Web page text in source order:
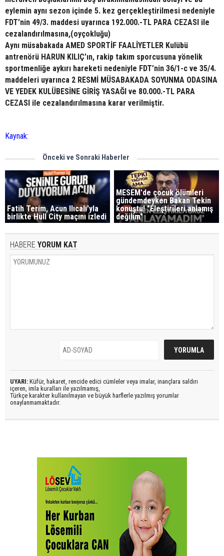
eylemin aynı sezon içinde 5. kez gerçekleştirilmesi nedeniyle
FDT’nin 49/3. maddesi uyarınca 192.000.-TL PARA CEZASI ile
cezalandırılmasına,(oyçokluğu)
Aynı müsabakada AMED SPORTİF FAALİYETLER Kulübü
antrenörü HARUN KILIÇ’ın, rakip takım sporcusuna yönelik
sportmenliğe aykırı hareketi nedeniyle FDT’nin 36/1-c ve 35/4.
maddeleri uyarınca 2 RESMİ MÜSABAKADA SOYUNMA ODASINA
VE YEDEK KULÜBESİNE GİRİŞ YASAĞI ve 80.000.-TL PARA
CEZASI ile cezalandırılmasına karar verilmiştir.
Kaynak:
Önceki ve Sonraki Haberler
Fatih Terim, Acun Ilıcalı'yla
birlikte Hull City maçını izledi
MESEM'de çocuk ölümleri
gündemdeyken Bakan Tekin
konuştu! "Eleştirileri anlamış
değilim"
HABERE YORUM KAT
UYARI: Küfür, hakaret, rencide edici cümleler veya imalar, inançlara saldırı
içeren, imla kuralları ile yazılmamış,
Türkçe karakter kullanılmayan ve büyük harflerle yazılmış yorumlar
onaylanmamaktadır.